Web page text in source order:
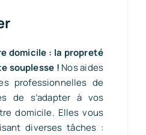
domicile : la propreté
souplesse ! Nos aides
professionnelles de
de s’adapter à vos
domicile. Elles vous
diverses tâches :